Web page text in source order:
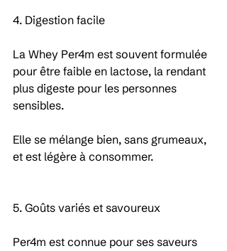
4. Digestion facile
La Whey Per4m est souvent formulée
pour être faible en lactose, la rendant
plus digeste pour les personnes
sensibles.
Elle se mélange bien, sans grumeaux,
et est légère à consommer.
5. Goûts variés et savoureux
Per4m est connue pour ses saveurs